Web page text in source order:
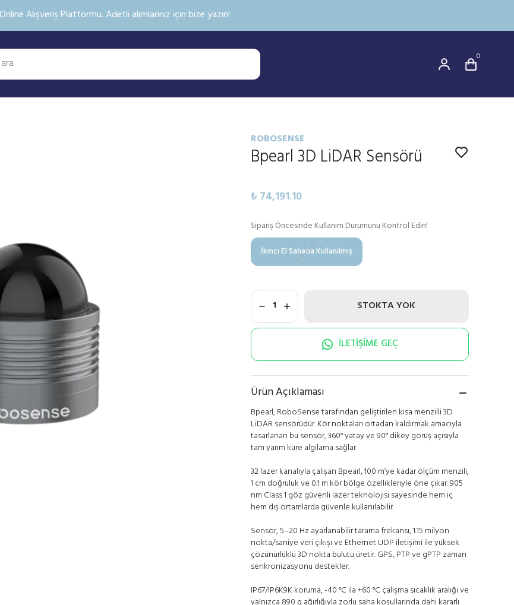
Online Alışveriş Platformu. Adetli alımlarınız için bize yazın!
0
ROBOSENSE
Bpearl 3D LiDAR Sensörü
₺ 74,191.10
Sipariş Öncesinde Kullanım Durumunu Kontrol Edin!
İkinci El Sahada Kullanılmış
1 STOKTA YOK
İLETİŞİME GEÇ
Ürün Açıklaması
Bpearl, RoboSense tarafından geliştirilen kısa menzilli 3D
LiDAR sensörüdür. Kör noktaları ortadan kaldırmak amacıyla
tasarlanan bu sensör, 360° yatay ve 90° dikey görüş açısıyla
tam yarım küre algılama sağlar.
32 lazer kanalıyla çalışan Bpearl, 100 m’ye kadar ölçüm menzili,
1 cm doğruluk ve 0.1 m kör bölge özellikleriyle öne çıkar. 905
nm Class 1 göz güvenli lazer teknolojisi sayesinde hem iç
hem dış ortamlarda güvenle kullanılabilir.
Sensör, 5–20 Hz ayarlanabilir tarama frekansı, 1.15 milyon
nokta/saniye veri çıkışı ve Ethernet UDP iletişimi ile yüksek
çözünürlüklü 3D nokta bulutu üretir. GPS, PTP ve gPTP zaman
senkronizasyonu destekler.
IP67/IP6K9K koruma, -40 °C ila +60 °C çalışma sıcaklık aralığı ve